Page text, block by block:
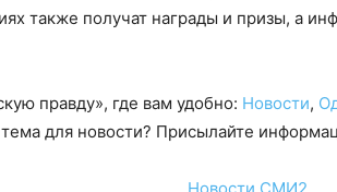
также получат награды и призы, а
правду», где вам удобно: Новости,
тема для новости? Присылайте